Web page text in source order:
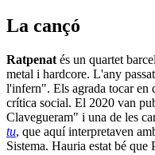
La cançó
Ratpenat és un quartet
metal i hardcore. L'any
l'infern". Els agrada tocar en
crítica social. El 2020 van
Clavegueram" i una de les
tu, que aquí interpretaven
Sistema. Hauria estat bé que